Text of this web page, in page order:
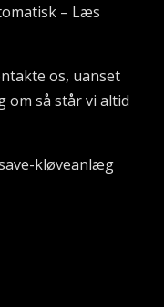
– Læs
os, uanset
om så står vi altid
kløveanlæg